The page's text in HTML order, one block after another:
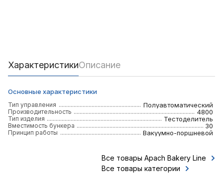
ХарактеристикиОписание
Основные характеристики
Тип управления Полуавтоматический
Производительность 4800
Тип изделия Тестоделитель
Вместимость бункера 30
Принцип работы Вакуумно-поршневой
Все товары Apach Bakery Line
Все товары категории